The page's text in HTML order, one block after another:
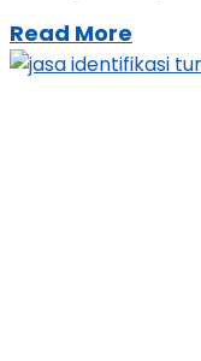
Read More